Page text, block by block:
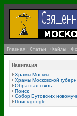
Главная · Статьи · Файлы ·
Навигация
Храмы Москвы
Храмы Московской
Обратная связь
Поиск
Собор Бутовских
Поиск google